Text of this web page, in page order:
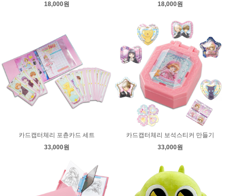
18,000원
18,000원
카드캡터체리 포츈카드 세트
33,000원
카드캡터체리 보석스티커 만들기
33,000원